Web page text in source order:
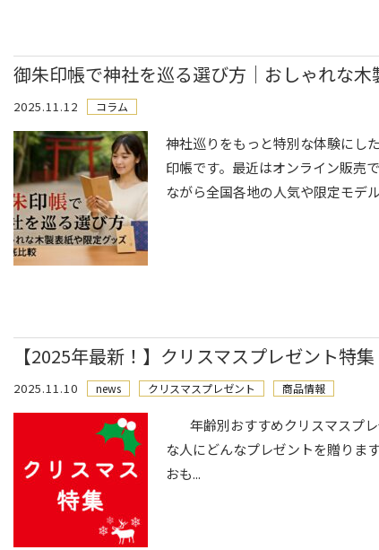
御朱印帳で神社を巡る選び方｜おしゃれな
2025.11.12 コラム
神社巡りをもっと特別な体験にし
印帳です。最近はオンライン販売
ながら全国各地の人気や限定モデ
【2025年最新！】クリスマスプレゼント特
2025.11.10 news クリスマスプレゼント 商品情報
年齢別おすすめクリスマスプレ
な人にどんなプレゼントを贈り
おも...